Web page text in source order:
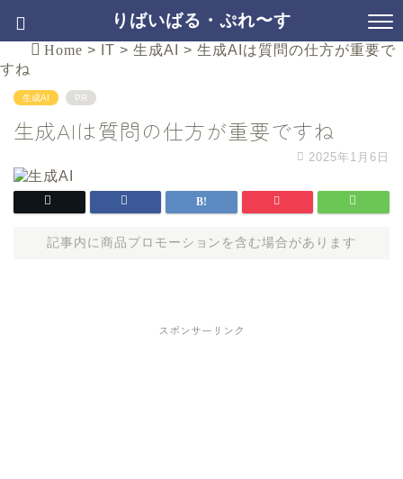
りばいばる・ぷれ〜す
Home > IT > 生成AI > 生成AIは質問の仕方が重要で
すね
生成AI PR
生成AIは質問の仕方が重要ですね
2025年1月6日
記事内に商品プロモーションを含む場合があります
スポンサーリンク